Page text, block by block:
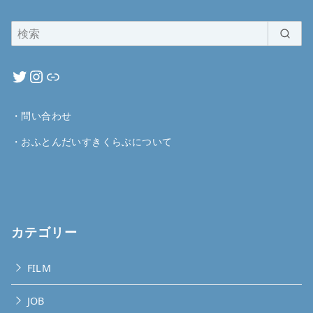
・ 問い合わせ
・ おふとんだいすきくらぶについて
カテゴリー
FILM
JOB